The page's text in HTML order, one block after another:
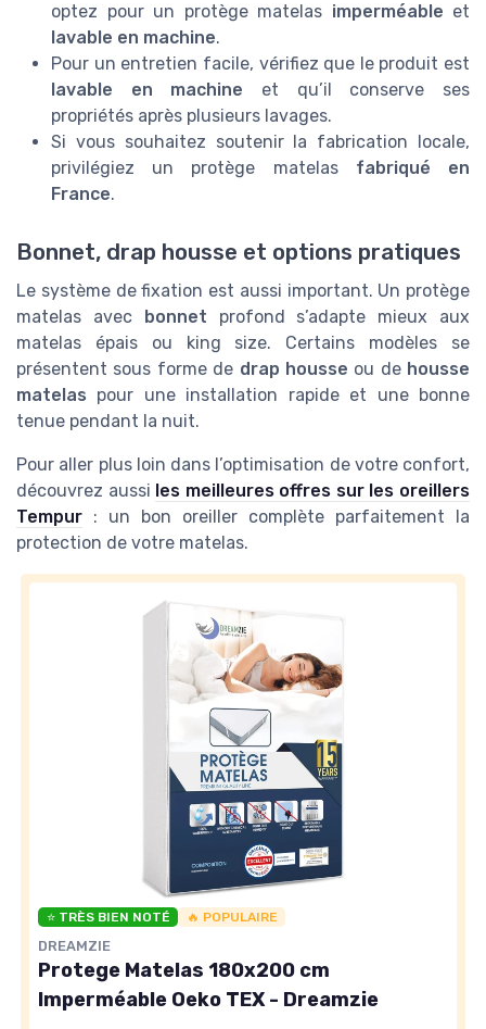
optez pour un protège matelas imperméable et
lavable en machine.
Pour un entretien facile, vérifiez que le produit est
lavable en machine et qu’il conserve ses
propriétés après plusieurs lavages.
Si vous souhaitez soutenir la fabrication locale,
privilégiez un protège matelas fabriqué en
France.
Bonnet, drap housse et options pratiques
Le système de fixation est aussi important. Un protège
matelas avec
bonnet profond s’adapte mieux aux
matelas épais ou king size. Certains modèles se
présentent sous forme de drap housse ou de housse
matelas pour une installation rapide et une bonne
tenue pendant la nuit.
Pour aller plus loin dans l’optimisation de votre confort,
découvrez aussi les meilleures offres sur les oreillers
Tempur : un bon oreiller complète parfaitement la
protection de votre matelas.
⭐ TRÈS BIEN NOTÉ 🔥 POPULAIRE
DREAMZIE
Protege Matelas 180x200 cm
Imperméable Oeko TEX - Dreamzie